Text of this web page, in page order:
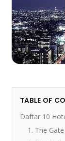
TABLE OF
Daftar 10
1. The